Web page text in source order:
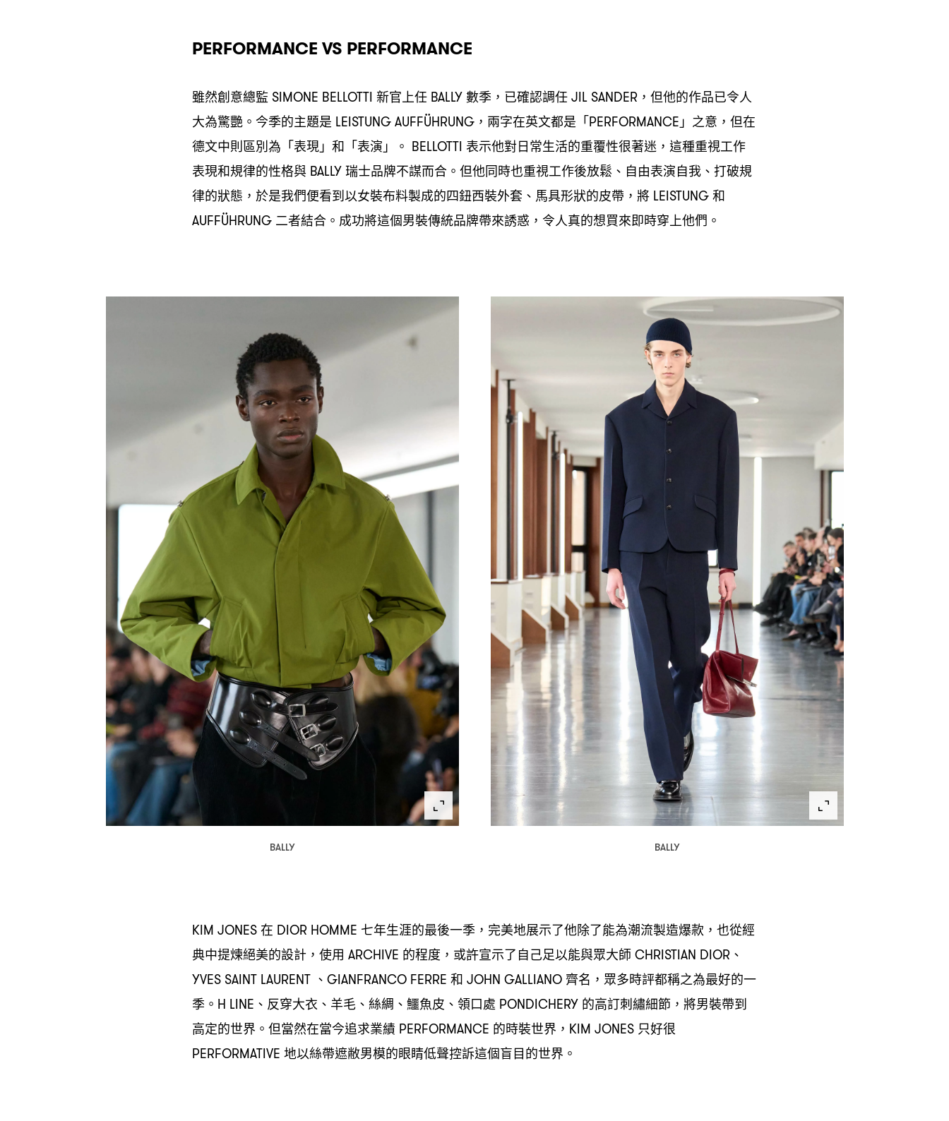
PERFORMANCE VS PERFORMANCE
雖然創意總監 SIMONE BELLOTTI 新官上任 BALLY 數季 ， 已確認調任JIL SANDER， 但他的作品已令人
大為驚艷。今季的主題是 LEISTUNG AUFFÜHRUNG， 兩字在英文都是「PERFORMANCE 」之意 ， 但在
德文中則區別為「表現」和「表演」。 BELLOTTI 表示他對日常生活的重覆性很著迷 ， 這種重視工作
表現和規律的性格與 BALLY瑞士品牌不謀而合。但他同時也重視工作後放鬆、自由表演自我、打破規
律的狀態 ， 於是我們便看到以女裝布料製成的四鈕西裝外套、馬具形狀的皮帶 ， 將 LEISTUNG和
AUFFÜHRUNG 二者結合。成功將這個男裝傳統品牌帶來誘惑 ， 令人真的想買來即時穿上他們。
BALLY BALLY
KIM JONES 在 DIOR HOMME 七年生涯的最後一季 ， 完美地展示了他除了能為潮流製造爆款 ， 也從經
典中提煉絕美的設計 ， 使用 ARCHIVE 的程度 ， 或許宣示了自己足以能與眾大師CHRISTIAN DIOR 、
YVES SAINT LAURENT 、 GIANFRANCO FERRE 和 JOHN GALLIANO 齊名 ， 眾多時評都稱之為最好的一
季。 H LINE 、反穿大衣、羊毛、絲綢、鱷魚皮、領口處 PONDICHERY 的高訂刺繡細節 ， 將男裝帶到
高定的世界。但當然在當今追求業績 PERFORMANCE 的時裝世界 ，KIM JONES 只好很
PERFORMATIVE 地以絲帶遮敝男模的眼睛低聲控訴這個盲目的世界。